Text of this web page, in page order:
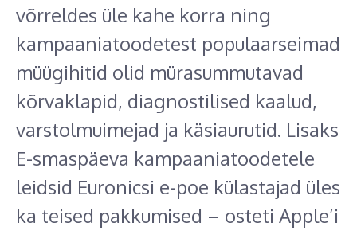
võrreldes üle kahe korra ning
kampaaniatoodetest populaarseimad
müügihitid olid mürasummutavad
kõrvaklapid, diagnostilised kaalud,
varstolmuimejad ja käsiaurutid. Lisaks
E-smaspäeva kampaaniatoodetele
leidsid Euronicsi e-poe külastajad üles
ka teised pakkumised – osteti Apple’i